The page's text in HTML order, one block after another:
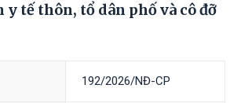
tế thôn, tổ dân phố và cô đỡ
192/2026/NĐ-CP